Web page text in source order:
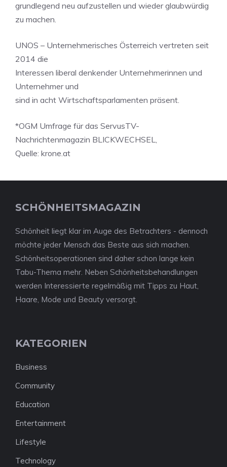
grundlegend neu aufzustellen und wieder glaubwürdig
zu machen.
UNOS – Unternehmerisches Österreich vertreten seit
2014 die
Interessen liberal denkender Unternehmerinnen und
Unternehmer und
sind in acht Wirtschaftsparlamenten präsent.
*OGM Umfrage für das ServusTV-
Nachrichtenmagazin BLICKWECHSEL,
Quelle: krone.at
SCHÖNHEITSMAGAZIN
Schönheit liegt klar im Auge des Betrachters - dennoch
möchte jeder Mensch das Beste aus sich machen.
Schönheitsoperationen sind daher schon lange kein
Tabu-Thema mehr. Neben Schönheitsbehandlungen
werden Interessierte regelmäßig mit Tipps zu Haut,
Haare, Mode und Beauty versorgt.
KATEGORIEN
Business
Community
Education
Entertainment
Lifestyle
Technology